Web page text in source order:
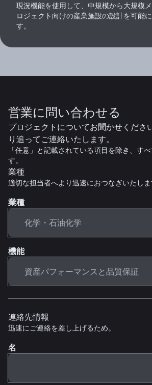
現況機能を使用して、中規模から大規模
ロジェクト向けの産業施設の設計を可能
す。
営業に問い合わせる
プロジェクトについてお聞かせくださ
り追ってご連絡いたします。
「任意」と記載されている項目を除き、す
す。
業種
適切な担当者へより迅速におつなぎいたしま
業種
機能
連絡先情報
迅速にご連絡を差し上げるため。
名